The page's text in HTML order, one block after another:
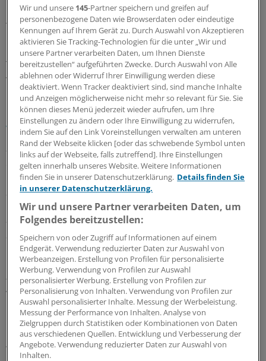
47 Prozent der Pflegedienstleitungen und
Qualitätsbeauftragten gaben dabei an, dass sie
"Konflikte, Aggression und Gewalt in der Pflege" für ein
Thema halten, das die stationären Pflegeeinrichtungen
vor ganz besondere Herausforderungen stellt.
Das ZPQ erläutert auf seiner Internetseitewww.pflege-
gewalt.de, wie Gewalt konkret aussehen kann:
- Körperliche Gewalt:grob anfassen, schlagen, kratzen
oder schütteln; unbequem hinsetzen oder hinlegen,
unerlaubt oder häufig freiheitsentziehende Maßnahmen
anwenden.
- Psychische Gewalt:unangemessen ansprechen, etwa
anschreien, schimpfen oder rügen, missachten oder
ignorieren, demütigen oder beleidigen.
- Vernachlässigung:schlecht pflegen oder medizinisch
versorgen, unzureichend im Alltag helfen, emotionale
Bedürfnisse übergehen. -Finanzielle Ausnutzung:
unbefugt über persönliches Vermögen verfügen, zu
Geldgeschenken überreden oder nötigen, Geld oder
Wertgegenstände entwenden.
Wir und unsere 145-Partner speichern und greifen auf
personenbezogene Daten wie Browserdaten oder eindeutige
Kennungen auf Ihrem Gerät zu. Durch Auswahl von Akzeptieren
aktivieren Sie Tracking-Technologien für die unter „Wir und
unsere Partner verarbeiten Daten, um Ihnen Dienste
bereitzustellen“ aufgeführten Zwecke. Durch Auswahl von Alle
ablehnen oder Widerruf Ihrer Einwilligung werden diese
deaktiviert. Wenn Tracker deaktiviert sind, sind manche Inhalte
und Anzeigen möglicherweise nicht mehr so relevant für Sie. Sie
können dieses Menü jederzeit wieder aufrufen, um Ihre
Einstellungen zu ändern oder Ihre Einwilligung zu widerrufen,
indem Sie auf den Link Voreinstellungen verwalten am unteren
Rand der Webseite klicken [oder das schwebende Symbol unten
links auf der Webseite, falls zutreffend]. Ihre Einstellungen
gelten innerhalb unseres Website. Weitere Informationen
finden Sie in unserer Datenschutzerklärung. Details finden Sie
in unserer Datenschutzerklärung.
Wir und unsere Partner verarbeiten Daten, um
Folgendes bereitzustellen:
Speichern von oder Zugriff auf Informationen auf einem
Endgerät. Verwendung reduzierter Daten zur Auswahl von
Werbeanzeigen. Erstellung von Profilen für personalisierte
Werbung. Verwendung von Profilen zur Auswahl
personalisierter Werbung. Erstellung von Profilen zur
Personalisierung von Inhalten. Verwendung von Profilen zur
Auswahl personalisierter Inhalte. Messung der Werbeleistung.
Messung der Performance von Inhalten. Analyse von
Zielgruppen durch Statistiken oder Kombinationen von Daten
aus verschiedenen Quellen. Entwicklung und Verbesserung der
Angebote. Verwendung reduzierter Daten zur Auswahl von
Inhalten.